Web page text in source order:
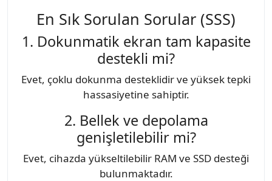
En Sık Sorulan Sorular (SSS)
1. Dokunmatik ekran tam kapasite
destekli mi?
Evet, çoklu dokunma desteklidir ve yüksek tepki
hassasiyetine sahiptir.
2. Bellek ve depolama
genişletilebilir mi?
Evet, cihazda yükseltilebilir RAM ve SSD desteği
bulunmaktadır.